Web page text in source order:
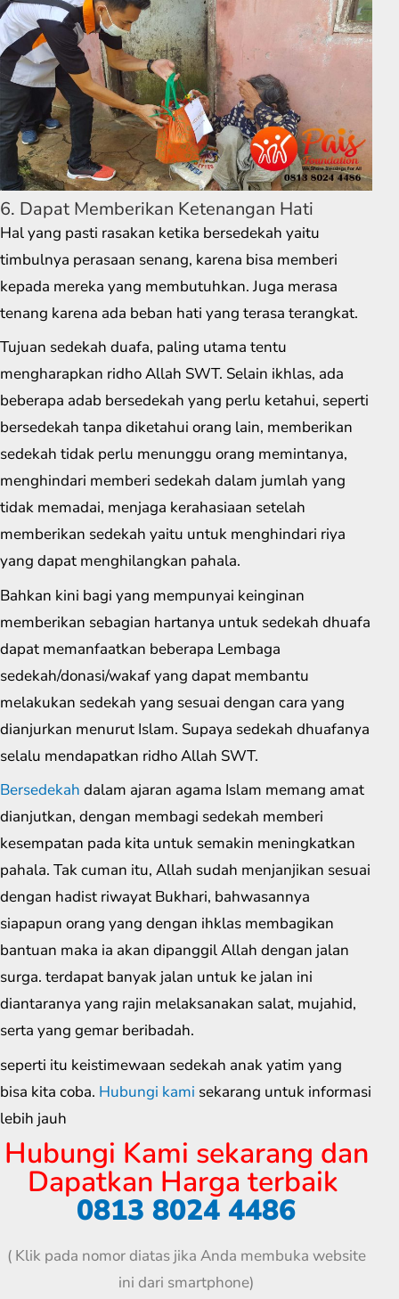
6. Dapat Memberikan Ketenangan Hati
Hal yang pasti rasakan ketika bersedekah yaitu
timbulnya perasaan senang, karena bisa memberi
kepada mereka yang membutuhkan. Juga merasa
tenang karena ada beban hati yang terasa terangkat.
Tujuan sedekah duafa, paling utama tentu
mengharapkan ridho Allah SWT. Selain ikhlas, ada
beberapa adab bersedekah yang perlu ketahui, seperti
bersedekah tanpa diketahui orang lain, memberikan
sedekah tidak perlu menunggu orang memintanya,
menghindari memberi sedekah dalam jumlah yang
tidak memadai, menjaga kerahasiaan setelah
memberikan sedekah yaitu untuk menghindari riya
yang dapat menghilangkan pahala.
Bahkan kini bagi yang mempunyai keinginan
memberikan sebagian hartanya untuk sedekah dhuafa
dapat memanfaatkan beberapa Lembaga
sedekah/donasi/wakaf yang dapat membantu
melakukan sedekah yang sesuai dengan cara yang
dianjurkan menurut Islam. Supaya sedekah dhuafanya
selalu mendapatkan ridho Allah SWT.
Bersedekah dalam ajaran agama Islam memang amat
dianjutkan, dengan membagi sedekah memberi
kesempatan pada kita untuk semakin meningkatkan
pahala. Tak cuman itu, Allah sudah menjanjikan sesuai
dengan hadist riwayat Bukhari, bahwasannya
siapapun orang yang dengan ihklas membagikan
bantuan maka ia akan dipanggil Allah dengan jalan
surga. terdapat banyak jalan untuk ke jalan ini
diantaranya yang rajin melaksanakan salat, mujahid,
serta yang gemar beribadah.
seperti itu keistimewaan sedekah anak yatim yang
bisa kita coba. Hubungi kami sekarang untuk informasi
lebih jauh
Hubungi Kami sekarang dan
Dapatkan Harga terbaik
0813 8024 4486
( Klik pada nomor diatas jika Anda membuka website
ini dari smartphone)